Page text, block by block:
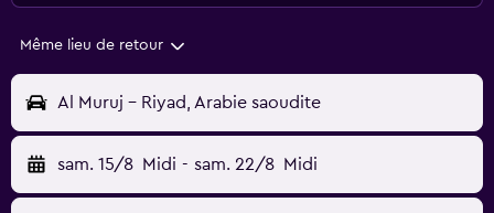
Même lieu de retour
Al Muruj - Riyad, Arabie saoudite
sam. 15/8 Midi - sam. 22/8 Midi